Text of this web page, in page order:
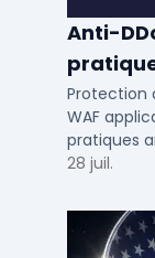
Anti-
e-
Protection
WAF
pratiques
solutions
28 juil.